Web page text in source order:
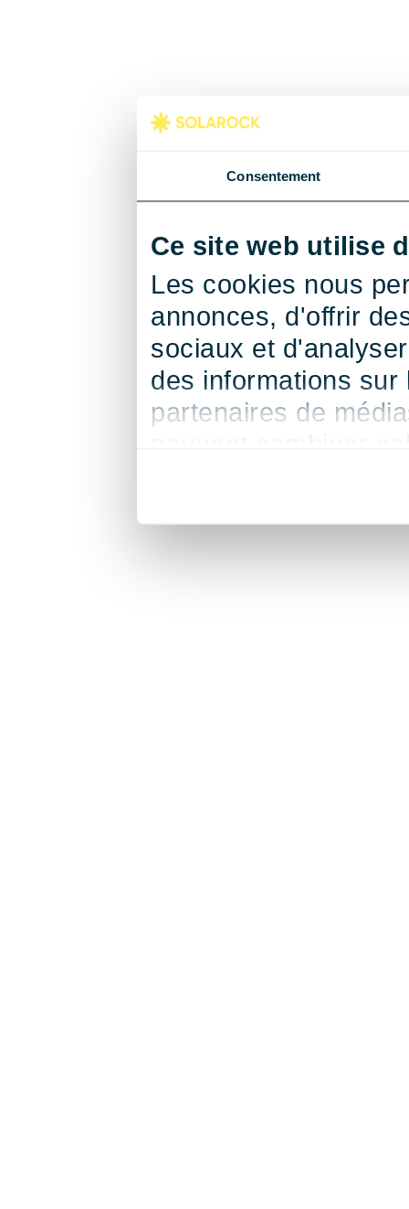
Consentement
Ce site web utilise
Les cookies nous
annonces, d'offrir
sociaux et
des informations
partenaires de